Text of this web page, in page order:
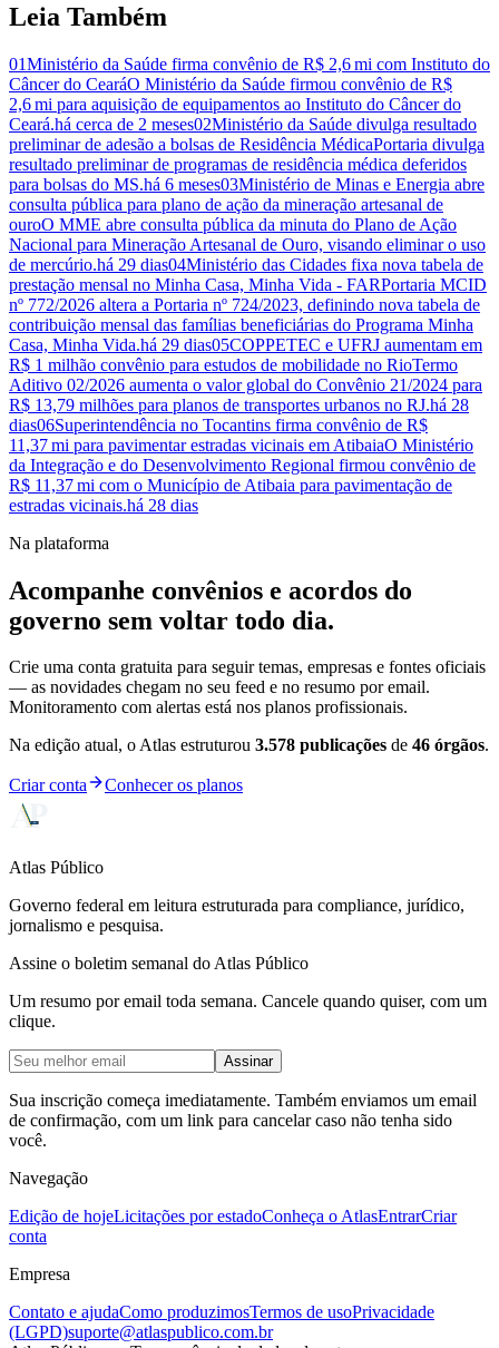
Leia Também
01Ministério da Saúde firma convênio de R$ 2,6 mi com Instituto do
Câncer do CearáO Ministério da Saúde firmou convênio de R$
2,6 mi para aquisição de equipamentos ao Instituto do Câncer do
Ceará.há cerca de 2 meses02Ministério da Saúde divulga resultado
preliminar de adesão a bolsas de Residência MédicaPortaria divulga
resultado preliminar de programas de residência médica deferidos
para bolsas do MS.há 6 meses03Ministério de Minas e Energia abre
consulta pública para plano de ação da mineração artesanal de
ouroO MME abre consulta pública da minuta do Plano de Ação
Nacional para Mineração Artesanal de Ouro, visando eliminar o uso
de mercúrio.há 29 dias04Ministério das Cidades fixa nova tabela de
prestação mensal no Minha Casa, Minha Vida - FARPortaria MCID
nº 772/2026 altera a Portaria nº 724/2023, definindo nova tabela de
contribuição mensal das famílias beneficiárias do Programa Minha
Casa, Minha Vida.há 29 dias05COPPETEC e UFRJ aumentam em
R$ 1 milhão convênio para estudos de mobilidade no RioTermo
Aditivo 02/2026 aumenta o valor global do Convênio 21/2024 para
R$ 13,79 milhões para planos de transportes urbanos no RJ.há 28
dias06Superintendência no Tocantins firma convênio de R$
11,37 mi para pavimentar estradas vicinais em AtibaiaO Ministério
da Integração e do Desenvolvimento Regional firmou convênio de
R$ 11,37 mi com o Município de Atibaia para pavimentação de
estradas vicinais.há 28 dias
Na plataforma
Acompanhe convênios e acordos do
governo sem voltar todo dia.
Crie uma conta gratuita para seguir temas, empresas e fontes oficiais
— as novidades chegam no seu feed e no resumo por email.
Monitoramento com alertas está nos planos profissionais.
Na edição atual, o Atlas estruturou 3.578 publicações de 46 órgãos.
Criar conta Conhecer os planos
Atlas Público
Governo federal em leitura estruturada para compliance, jurídico,
jornalismo e pesquisa.
Assine o boletim semanal do Atlas Público
Um resumo por email toda semana. Cancele quando quiser, com um
clique.
Assinar
Sua inscrição começa imediatamente. Também enviamos um email
de confirmação, com um link para cancelar caso não tenha sido
você.
Navegação
Edição de hojeLicitações por estadoConheça o AtlasEntrarCriar
conta
Empresa
Contato e ajudaComo produzimosTermos de usoPrivacidade
(LGPD)suporte@atlaspublico.com.br